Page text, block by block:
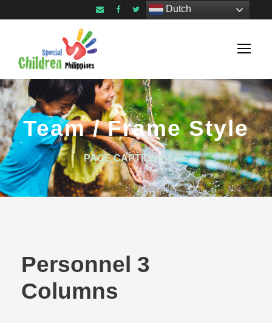
Team / Frame Style
PAGE CAPTION HERE
Personnel 3
Columns
Dutch